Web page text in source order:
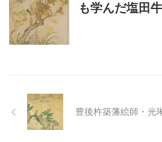
も学んだ塩田
豊後杵築藩絵師・光